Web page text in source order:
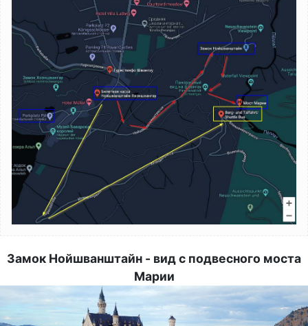
Замок Нойшванштайн - вид с подвесного моста
Марии